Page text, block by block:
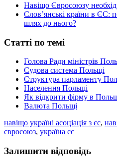
Навіщо Євросоюзу
Слов’янські країни в ЄС:
шлях до нього?
Статті по темі
Голова Ради міністрів
Судова система Польщі
Структура парламенту
Населення Польщі
Як відкрити фірму в
Валюта Польщі
навіщо україні асоціація з єс,
євросоюз, україна єс
Залишити відповідь